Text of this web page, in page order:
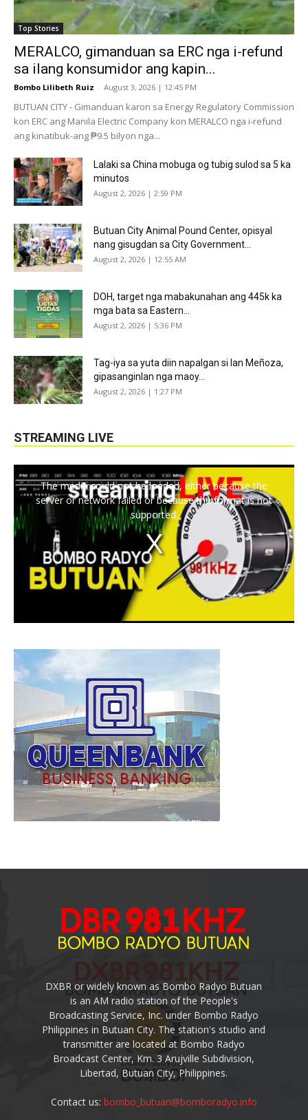
Top Stories
MERALCO, gimanduan sa ERC nga i-refund
sa ilang konsumidor ang kapin...
Bombo Lilibeth Ruiz - August 3, 2026 | 12:45 PM
BUTUAN CITY - Gimanduan karon sa Energy Regulatory Commission
kon ERC ang Manila Electric Company kon MERALCO nga i-refund
ang kinatibuk-ang ₱9.5 bilyon nga...
Lalaki sa China mobuga og tubig sulod sa 5 ka
minutos
August 2, 2026 | 2:59 PM
Butuan City Animal Pound Center, opisyal
nang gisugdan sa City Government...
August 2, 2026 | 12:55 AM
DOH, target nga mabakunahan ang 445k ka
mga bata sa Eastern...
August 2, 2026 | 5:36 PM
Tag-iya sa yuta diin napalgan si Ian Meñoza,
gipasanginlan nga maoy...
August 2, 2026 | 1:27 PM
STREAMING LIVE
The media could not be loaded, either because the
server or network failed or because the format is not
supported.
DXBR or widely known as Bombo Radyo Butuan
is an AM radio station of the People's
Broadcasting Service, Inc. under Bombo Radyo
Philippines in Butuan City. The station's studio and
transmitter are located at Bombo Radyo
Broadcast Center, Km. 3 Arujville Subdivision,
Libertad, Butuan City, Philippines.
Contact us: bombo_butuan@bomboradyo.info